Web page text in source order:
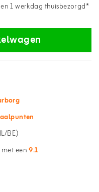
1 werkdag thuisbezorgd*
BE)
een9.1